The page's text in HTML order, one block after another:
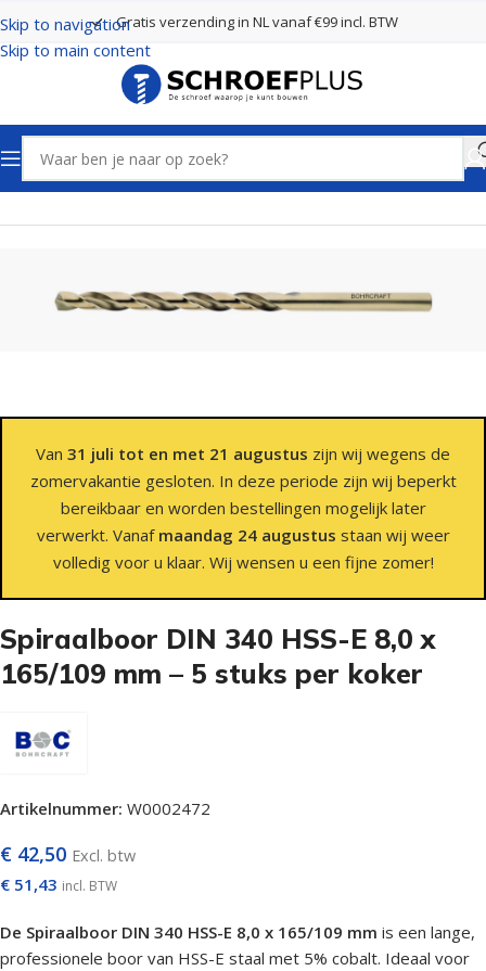
Skip to navigation
Skip to main content
Gratis verzending in NL vanaf €99 incl. BTW
Home Boren Hardhoutboren
Van 31 juli tot en met 21 augustus zijn wij wegens de
zomervakantie gesloten. In deze periode zijn wij beperkt
bereikbaar en worden bestellingen mogelijk later
verwerkt. Vanaf maandag 24 augustus staan wij weer
volledig voor u klaar. Wij wensen u een fijne zomer!
Spiraalboor DIN 340 HSS-E 8,0 x
165/109 mm – 5 stuks per koker
Artikelnummer: W0002472
€ 42,50 Excl. btw
€ 51,43 incl. BTW
De Spiraalboor DIN 340 HSS-E 8,0 x 165/109 mm is een lange,
professionele boor van HSS-E staal met 5% cobalt. Ideaal voor